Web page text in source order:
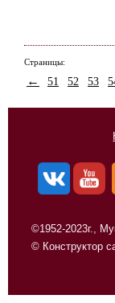
Страницы:
← 51 52 53
©1952-2023г.,
© Конструктор